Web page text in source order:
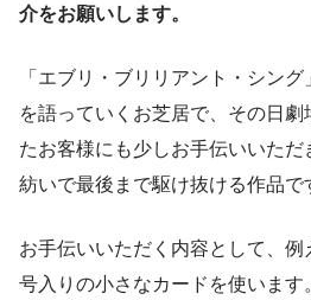
介をお願いします。
「エブリ・ブリリアント・シン
を語っていくお芝居で、その日
たお客様にも少しお手伝いいた
紡いで最後まで駆け抜ける作品で
お手伝いいただく内容として、
号入りの小さなカードを使います